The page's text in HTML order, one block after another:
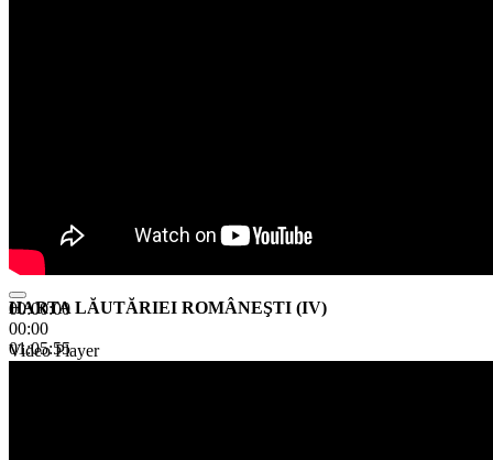
00:00:00
00:00
01:05:55
HARTA LĂUTĂRIEI ROMÂNEŞTI (IV)
Video Player